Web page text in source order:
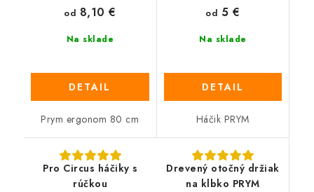
Na sklade
od 8,10 €
DETAIL
Prym ergonom 80 cm
Na sklade
od 5 €
DETAIL
Háčik PRYM
Pro Circus háčiky s
rúčkou
Drevený otočný držiak
na klbko PRYM